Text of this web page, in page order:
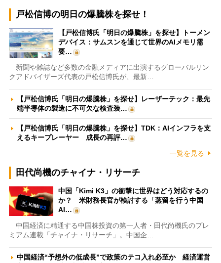
戸松信博の明日の爆騰株を探せ！
【戸松信博氏「明日の爆騰株」を探せ】トーメン
デバイス：サムスンを通じて世界のAIメモリ需
要…
新聞や雑誌など多数の金融メディアに出演するグローバルリン
クアドバイザーズ代表の戸松信博氏が、最新…
【戸松信博氏「明日の爆騰株」を探せ】レーザーテック：最先
端半導体の製造に不可欠な検査装…
【戸松信博氏「明日の爆騰株」を探せ】TDK：AIインフラを支
えるキープレーヤー 成長の再評…
一覧を見る
田代尚機のチャイナ・リサーチ
中国「Kimi K3」の衝撃に世界はどう対応するの
か？ 米財務長官が検討する「蒸留を行う中国
AI…
中国経済に精通する中国株投資の第一人者・田代尚機氏のプレ
ミアム連載「チャイナ・リサーチ」。中国企…
中国経済“予想外の低成長”で政策のテコ入れ必至か 経済運営